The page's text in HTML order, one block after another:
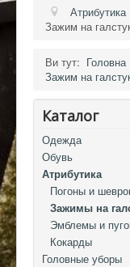
Атрибутика
Зажим на
Ви тут: Головна
Зажим на
Каталог
Одежда
Обувь
Атрибутика
Погоны и
Зажимы на
Эмблемы и
Кокарды
Головные уборы